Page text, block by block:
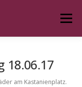
Menü
18.06.17
am Kastanienplatz.